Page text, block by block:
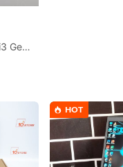
ASUS VivoBook 14 X412F i3 Gen8 RAM 8GB SSD 128GB + HDD 1TB MX230 จอ 14 FHD
HOT